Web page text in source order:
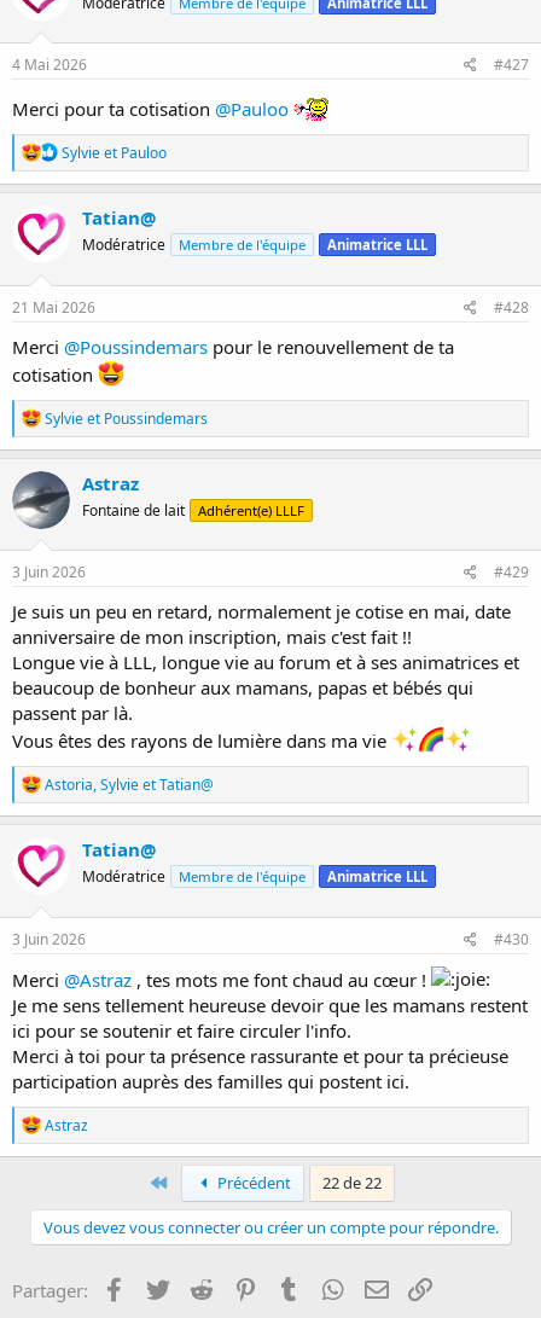
i
n
s
4 Mai 2026 #427
Merci pour ta cotisation @Pauloo
R
é
a
t
n
s
Sylvieet Pauloo
Tatian@
Modératrice Membre de l'équipe Animatrice LLL
21 Mai 2026 #428
Merci @Poussindemars pour le renouvellement de ta
cotisation
R
é
a
c
t
i
o
n
s
Sylvieet Poussindemars
Astraz
Fontaine de lait Adhérent(e) LLLF
3 Juin 2026 #429
Je suis un peu en retard, normalement je cotise en mai, date
anniversaire de mon inscription, mais c'est fait !!
Longue vie à LLL, longue vie au forum et à ses animatrices et
beaucoup de bonheur aux mamans, papas et bébés qui
passent par là.
Vous êtes des rayons de lumière dans ma vie
R
é
a
t
i
n
s
Astoria,SylvieetTatian@
Tatian@
Modératrice Membre de l'équipe Animatrice LLL
3 Juin 2026 #430
Merci @Astraz , tes mots me font chaud au cœur !
Je me sens tellement heureuse devoir que les mamans restent
ici pour se soutenir et faire circuler l'info.
Merci à toi pour ta présence rassurante et pour ta précieuse
participation auprès des familles qui postent ici.
R
é
a
i
o
:
Astraz
First Précédent 22 de 22
Vous devez vous connecter ou créer un compte pour répondre.
Partager: Facebook
Twitter Reddit PinterestTumblr WhatsApp
E-mail